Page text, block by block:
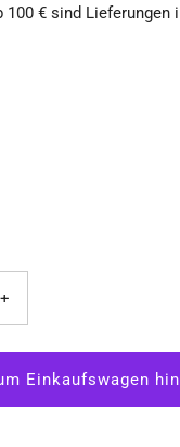
100 € sind Lieferungen
Erhöhe
+